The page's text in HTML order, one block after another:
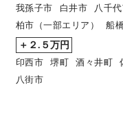
我孫子市
白井市 八千
柏市（一部エリア）
船
＋２.５万円
印西市
堺町 酒々井町
八街市